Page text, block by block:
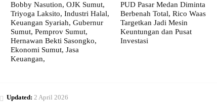
Bobby Nasution, OJK Sumut,
Triyoga Laksito, Industri Halal,
Keuangan Syariah, Gubernur
Sumut, Pemprov Sumut,
Hernawan Bekti Sasongko,
Ekonomi Sumut, Jasa
Keuangan,
PUD Pasar Medan Diminta
Berbenah Total, Rico Waas
Targetkan Jadi Mesin
Keuntungan dan Pusat
Investasi
Updated: 2 April 2026